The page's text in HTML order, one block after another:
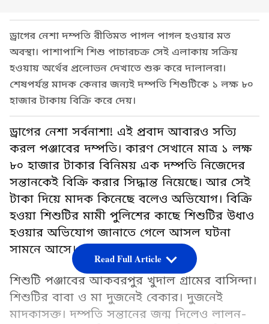
ড্রাগের নেশা দম্পতি রীতিমত পাগল পাগল হওয়ার মত
অবস্থা। পাশাপাশি শিশু পাচারচক্র সেই এলাকায় সক্রিয়
হওয়ায় অর্থের প্রলোভন দেখাতে শুরু করে দালালরা।
শেষপর্যন্ত মাদক কেনার জন্যই দম্পতি শিশুটিকে ১ লক্ষ ৮০
হাজার টাকায় বিক্রি করে দেয়।
ড্রাগের নেশা সর্বনাশা! এই প্রবাদ আবারও সত্যি
করল পঞ্জাবের দম্পতি। কারণ সেখানে মাত্র ১ লক্ষ
৮০ হাজার টাকার বিনিময় এক দম্পতি নিজেদের
সন্তানকেই বিক্রি করার সিদ্ধান্ত নিয়েছে। আর সেই
টাকা দিয়ে মাদক কিনেছে বলেও অভিযোগ। বিক্রি
হওয়া শিশুটির মামী পুলিশের কাছে শিশুটির উধাও
হওয়ার অভিযোগ জানাতে গেলে আসল ঘটনা
সামনে আসে।
শিশুটি পঞ্জাবের আকবরপুর খুদাল গ্রামের বাসিন্দা।
শিশুটির বাবা ও মা দুজনেই বেকার। দুজনেই
মাদকাসক্ত। দম্পতি সন্তানের জন্ম দিলেও লালন-
Read Full Article